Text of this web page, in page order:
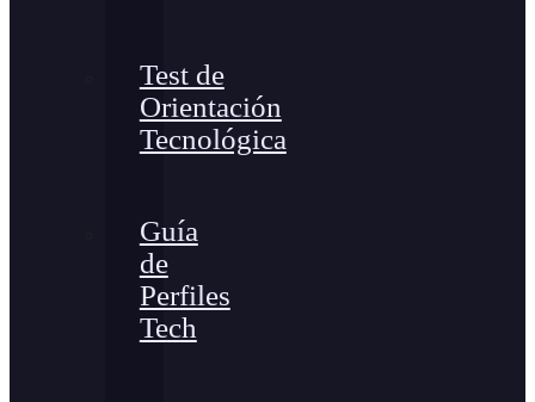
Test de
Orientación
Tecnológica
Guía
de
Perfiles
Tech